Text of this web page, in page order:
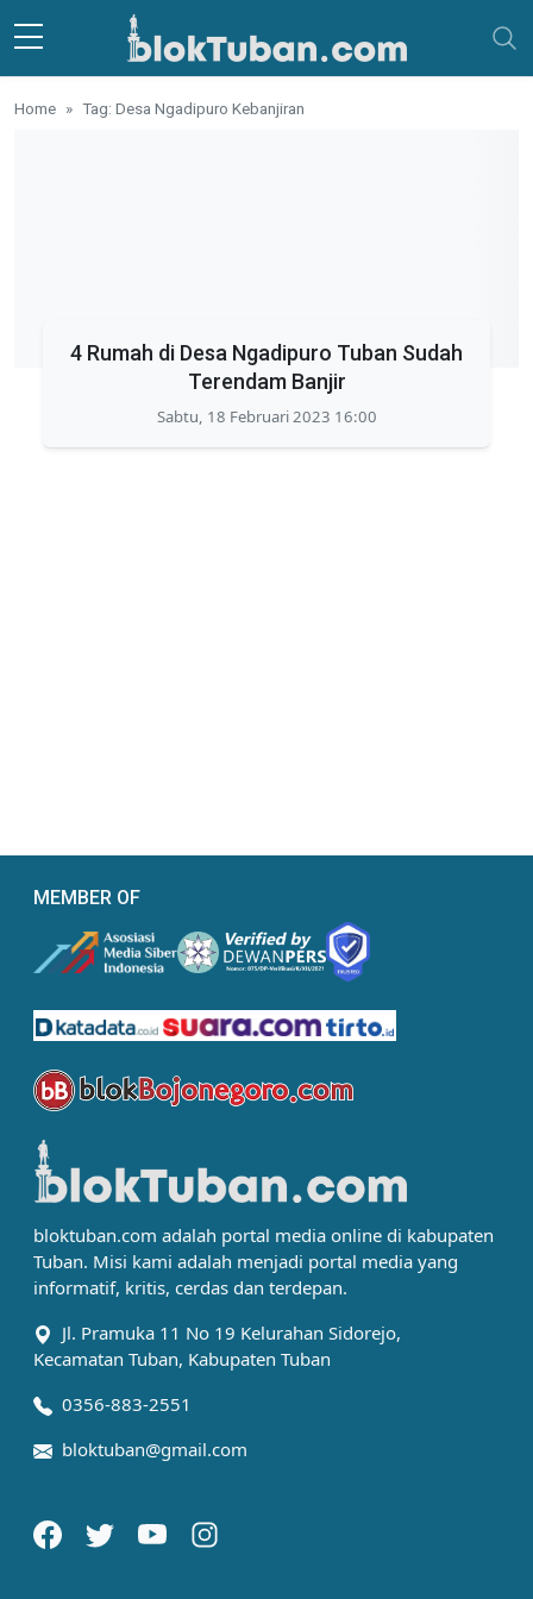
Skip to main content
Home Tag: Desa Ngadipuro Kebanjiran
4 Rumah di Desa Ngadipuro Tuban Sudah
Terendam Banjir
Sabtu, 18 Februari 2023 16:00
MEMBER OF
bloktuban.com adalah portal media online di kabupaten
Tuban. Misi kami adalah menjadi portal media yang
informatif, kritis, cerdas dan terdepan.
Jl. Pramuka 11 No 19 Kelurahan Sidorejo,
Kecamatan Tuban, Kabupaten Tuban
0356-883-2551
bloktuban@gmail.com